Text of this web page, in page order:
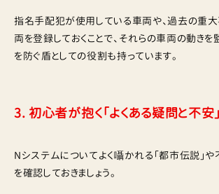
指名手配犯が使用している車両や、過去の重
両を登録しておくことで、それらの車両の動きを
を防ぐ盾としての役割も持っています。
3. 初心者が抱く「よくある疑問と不安
Nシステムについてよく囁かれる「都市伝説」
を確認しておきましょう。